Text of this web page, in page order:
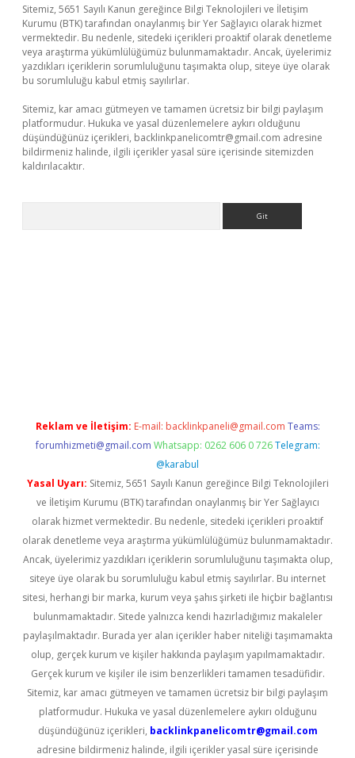
Sitemiz, 5651 Sayılı Kanun gereğince Bilgi Teknolojileri ve İletişim
Kurumu (BTK) tarafından onaylanmış bir Yer Sağlayıcı olarak hizmet
vermektedir. Bu nedenle, sitedeki içerikleri proaktif olarak denetleme
veya araştırma yükümlülüğümüz bulunmamaktadır. Ancak, üyelerimiz
yazdıkları içeriklerin sorumluluğunu taşımakta olup, siteye üye olarak
bu sorumluluğu kabul etmiş sayılırlar.
Sitemiz, kar amacı gütmeyen ve tamamen ücretsiz bir bilgi paylaşım
platformudur. Hukuka ve yasal düzenlemelere aykırı olduğunu
düşündüğünüz içerikleri, backlinkpanelicomtr@gmail.com adresine
bildirmeniz halinde, ilgili içerikler yasal süre içerisinde sitemizden
kaldırılacaktır.
Reklam ve İletişim: E-mail: backlinkpaneli@gmail.com Teams:
forumhizmeti@gmail.com Whatsapp: 0262 606 0 726 Telegram:
@karabul
Yasal Uyarı: Sitemiz, 5651 Sayılı Kanun gereğince Bilgi Teknolojileri
ve İletişim Kurumu (BTK) tarafından onaylanmış bir Yer Sağlayıcı
olarak hizmet vermektedir. Bu nedenle, sitedeki içerikleri proaktif
olarak denetleme veya araştırma yükümlülüğümüz bulunmamaktadır.
Ancak, üyelerimiz yazdıkları içeriklerin sorumluluğunu taşımakta olup,
siteye üye olarak bu sorumluluğu kabul etmiş sayılırlar. Bu internet
sitesi, herhangi bir marka, kurum veya şahıs şirketi ile hiçbir bağlantısı
bulunmamaktadır. Sitede yalnızca kendi hazırladığımız makaleler
paylaşılmaktadır. Burada yer alan içerikler haber niteliği taşımamakta
olup, gerçek kurum ve kişiler hakkında paylaşım yapılmamaktadır.
Gerçek kurum ve kişiler ile isim benzerlikleri tamamen tesadüfidir.
Sitemiz, kar amacı gütmeyen ve tamamen ücretsiz bir bilgi paylaşım
platformudur. Hukuka ve yasal düzenlemelere aykırı olduğunu
düşündüğünüz içerikleri, backlinkpanelicomtr@gmail.com
adresine bildirmeniz halinde, ilgili içerikler yasal süre içerisinde